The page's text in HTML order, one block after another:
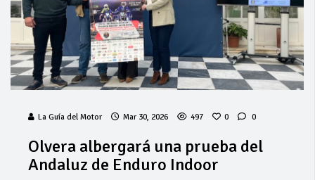
La Guía del Motor Mar 30, 2026 497 0 0
Olvera albergará una prueba del
Andaluz de Enduro Indoor